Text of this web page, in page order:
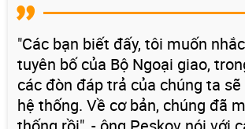
"Các bạn biết đấy, tôi muốn
tuyên bố của Bộ Ngoại giao,
các đòn đáp trả của chúng ta
hệ thống. Về cơ bản, chúng đã